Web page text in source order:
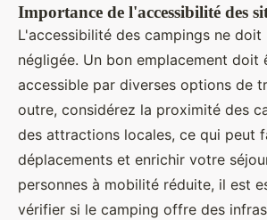
Importance de l'accessibilité des
L'accessibilité des campings ne doit
négligée. Un bon emplacement doit
accessible par diverses options de
outre, considérez la proximité des
des attractions locales, ce qui peut
déplacements et enrichir votre
personnes à mobilité réduite, il est
vérifier si le camping offre des